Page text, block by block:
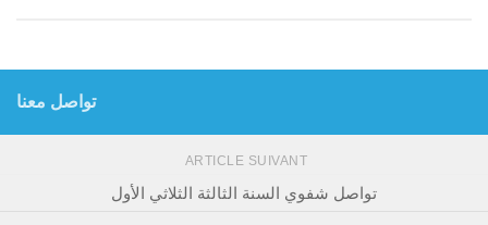
تواصل معنا
ARTICLE SUIVANT
تواصل شفوي السنة الثالثة الثلاثي الأول